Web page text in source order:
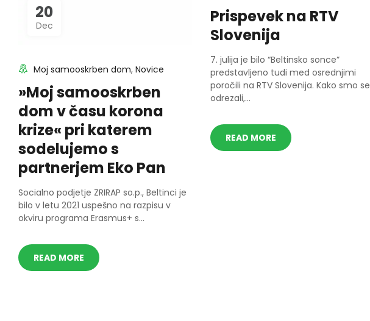
20
Dec
Moj samooskrben dom, Novice
»Moj samooskrben
dom v času korona
krize« pri katerem
sodelujemo s
partnerjem Eko Pan
Socialno podjetje ZRIRAP so.p., Beltinci je
bilo v letu 2021 uspešno na razpisu v
okviru programa Erasmus+ s...
READ MORE
Prispevek na RTV
Slovenija
7. julija je bilo “Beltinsko sonce”
predstavljeno tudi med osrednjimi
poročili na RTV Slovenija. Kako smo se
odrezali,...
READ MORE